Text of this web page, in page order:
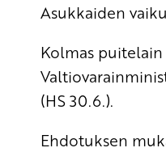
Asukkaiden
Kolmas
(HS 30.6.).
Ehdotuksen